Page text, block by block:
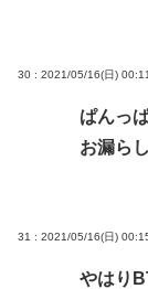
30 : 2021/05/16(日)
ぱんっ
お漏らし
31 : 2021/05/16(日)
やはり